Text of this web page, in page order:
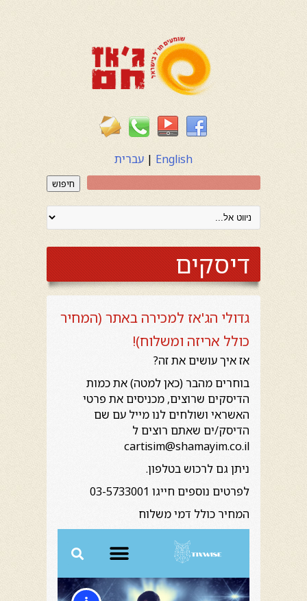
English
| עברית
חיפוש
דיסקים
גדולי הג'אז למכירה באתר (המחיר
כולל אריזה ומשלוח)!
אז איך עושים את זה?
בוחרים מהבר (כאן למטה) את כמות
הדיסקים שרוצים, מכניסים את פרטי
האשראי ושולחים לנו מייל עם שם
הדיסק/ים שאתם רוצים ל
cartisim@shamayim.co.il
ניתן גם לרכוש בטלפון.
לפרטים נוספים חייגו 03-5733001
המחיר כולל דמי משלוח